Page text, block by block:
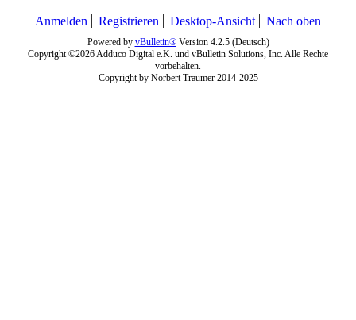
Anmelden Registrieren Desktop-Ansicht Nach oben
Powered by vBulletin®Version 4.2.5 (Deutsch)
Copyright ©2026 Adduco Digital e.K. und vBulletin Solutions, Inc. Alle Rechte
vorbehalten.
Copyright by Norbert Traumer 2014-2025